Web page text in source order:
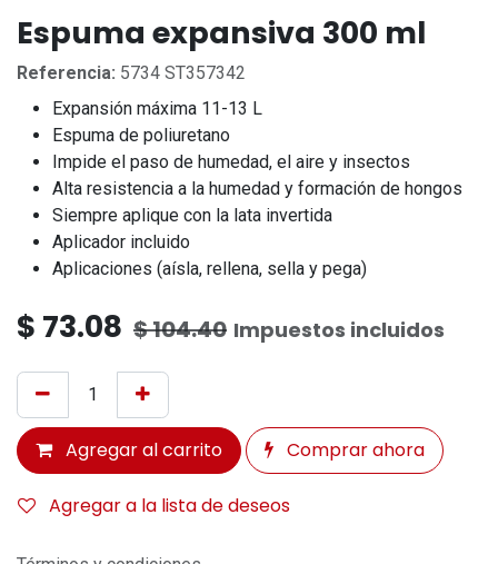
Espuma expansiva 300 ml
Referencia: 5734 ST357342
Expansión máxima 11-13 L
Espuma de poliuretano
Impide el paso de humedad, el aire y insectos
Alta resistencia a la humedad y formación de hongos
Siempre aplique con la lata invertida
Aplicador incluido
Aplicaciones (aísla, rellena, sella y pega)
$ 73.08 $104.40 Impuestos incluidos
Agregar al carrito Comprar ahora
Agregar a la lista de deseos